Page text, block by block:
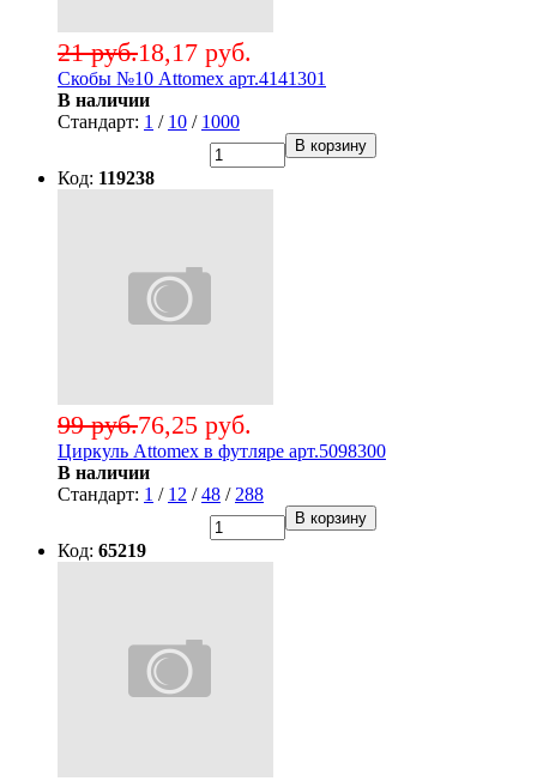
18,17 руб.
21 руб.
Скобы №10 Attomex арт.4141301
В наличии
Стандарт: 1 / 10 / 1000
В корзину
Код: 119238
76,25 руб.
99 руб.
Циркуль Attomex в футляре арт.5098300
В наличии
Стандарт: 1 / 12 /48 / 288
В корзину
Код: 65219